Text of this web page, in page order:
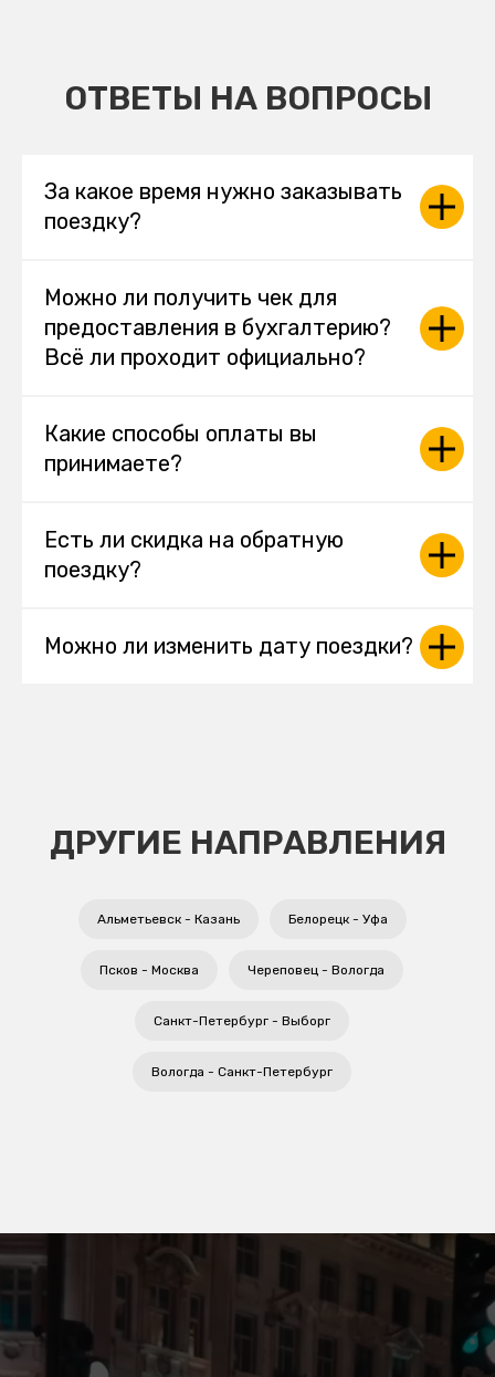
ОТВЕТЫ НА ВОПРОСЫ
За какое время нужно заказывать
поездку?
Можно ли получить чек для
предоставления в бухгалтерию?
Всё ли проходит официально?
Какие способы оплаты вы
принимаете?
Есть ли скидка на обратную
поездку?
Можно ли изменить дату поездки?
ДРУГИЕ НАПРАВЛЕНИЯ
Альметьевск - Казань Белорецк - Уфа
Псков - Москва Череповец - Вологда
Санкт-Петербург - Выборг
Вологда - Санкт-Петербург